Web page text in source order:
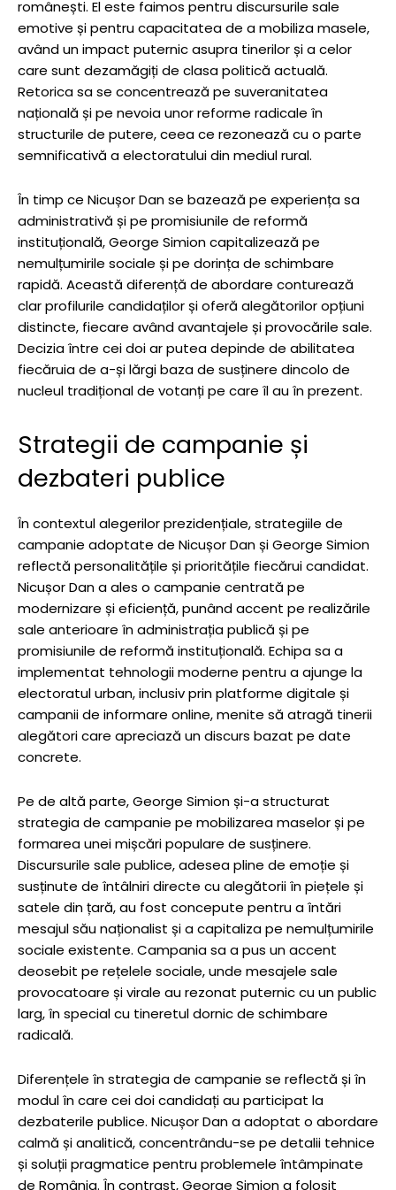
românești. El este faimos pentru discursurile sale
emotive și pentru capacitatea de a mobiliza masele,
având un impact puternic asupra tinerilor și a celor
care sunt dezamăgiți de clasa politică actuală.
Retorica sa se concentrează pe suveranitatea
națională și pe nevoia unor reforme radicale în
structurile de putere, ceea ce rezonează cu o parte
semnificativă a electoratului din mediul rural.
În timp ce Nicușor Dan se bazează pe experiența sa
administrativă și pe promisiunile de reformă
instituțională, George Simion capitalizează pe
nemulțumirile sociale și pe dorința de schimbare
rapidă. Această diferență de abordare conturează
clar profilurile candidaților și oferă alegătorilor opțiuni
distincte, fiecare având avantajele și provocările sale.
Decizia între cei doi ar putea depinde de abilitatea
fiecăruia de a-și lărgi baza de susținere dincolo de
nucleul tradițional de votanți pe care îl au în prezent.
Strategii de campanie și
dezbateri publice
În contextul alegerilor prezidențiale, strategiile de
campanie adoptate de Nicușor Dan și George Simion
reflectă personalitățile și prioritățile fiecărui candidat.
Nicușor Dan a ales o campanie centrată pe
modernizare și eficiență, punând accent pe realizările
sale anterioare în administrația publică și pe
promisiunile de reformă instituțională. Echipa sa a
implementat tehnologii moderne pentru a ajunge la
electoratul urban, inclusiv prin platforme digitale și
campanii de informare online, menite să atragă tinerii
alegători care apreciază un discurs bazat pe date
concrete.
Pe de altă parte, George Simion și-a structurat
strategia de campanie pe mobilizarea maselor și pe
formarea unei mișcări populare de susținere.
Discursurile sale publice, adesea pline de emoție și
susținute de întâlniri directe cu alegătorii în piețele și
satele din țară, au fost concepute pentru a întări
mesajul său naționalist și a capitaliza pe nemulțumirile
sociale existente. Campania sa a pus un accent
deosebit pe rețelele sociale, unde mesajele sale
provocatoare și virale au rezonat puternic cu un public
larg, în special cu tineretul dornic de schimbare
radicală.
Diferențele în strategia de campanie se reflectă și în
modul în care cei doi candidați au participat la
dezbaterile publice. Nicușor Dan a adoptat o abordare
calmă și analitică, concentrându-se pe detalii tehnice
și soluții pragmatice pentru problemele întâmpinate
de România. În contrast, George Simion a folosit